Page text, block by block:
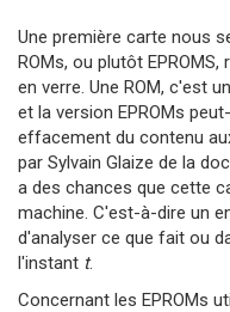
Une première carte nous
ROMs, ou plutôt
en verre. Une ROM, c'est
et la version EPROMs
effacement du contenu
par Sylvain Glaize de la
a des chances que cette
machine. C'est-à-dire un
d'analyser ce que fait ou
l'instant t.
Concernant les EPROMs